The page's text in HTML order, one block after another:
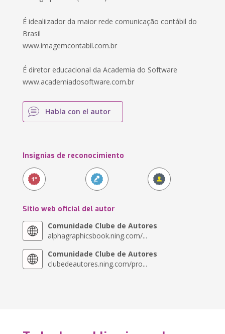
É idealiizador da maior rede comunicação contábil do
Brasil
www.imagemcontabil.com.br
É diretor educacional da Academia do Software
www.academiadosoftware.com.br
Habla con el autor
Insignias de reconocimiento
Sitio web oficial del autor
Comunidade Clube de Autores
alphagraphicsbook.ning.com/...
Comunidade Clube de Autores
clubedeautores.ning.com/pro...